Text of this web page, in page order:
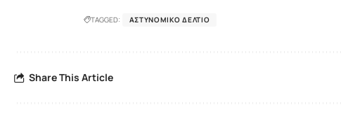
TAGGED: ΑΣΤΥΝΟΜΙΚΌ ΔΕΛΤΊΟ
Share This Article